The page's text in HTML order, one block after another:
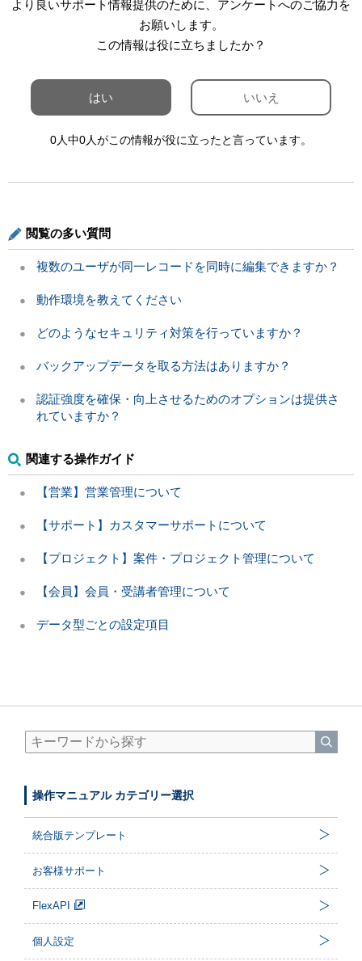
より良いサポート情報提供のために、アンケートへのご協力を
お願いします。
この情報は役に立ちましたか？
はい いいえ
0人中0人がこの情報が役に立ったと言っています。
閲覧の多い質問
複数のユーザが同一レコードを同時に編集できますか？
動作環境を教えてください
どのようなセキュリティ対策を行っていますか？
バックアップデータを取る方法はありますか？
認証強度を確保・向上させるためのオプションは提供さ
れていますか？
関連する操作ガイド
【営業】営業管理について
【サポート】カスタマーサポートについて
【プロジェクト】案件・プロジェクト管理について
【会員】会員・受講者管理について
データ型ごとの設定項目
操作マニュアル カテゴリー選択
統合版テンプレート
お客様サポート
FlexAPI
個人設定